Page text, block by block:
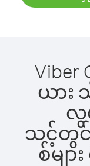
Viber
ယား
လွ
သင့်တွင်
စ်မျ